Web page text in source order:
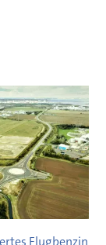
Flugbenzin